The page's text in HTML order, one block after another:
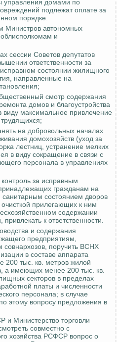
управления домами по
подлежат оплате за
порядке.
Министров автономных
и
сессии Советов депутатов
ответственности за
состоянии жилищного
направленные на
смотр содержания
домов и благоустройства
максимальное привлечение
на добровольных началах
домохозяйств (уход за
лестниц, устранение мелких
в виду сокращение в связи с
персонала в управлениях
контроль за исправным
гражданам на
санитарным состоянием дворов
прилегающих к ним
содержании
к ответственности.
и содержания
предприятиям,
совнархозов, поручить ВСНХ
в составе аппарата
200 тыс. кв. метров жилой
а имеющих менее 200 тыс. кв.
секторов в пределах
платы и численности
персонала; в случае
этому вопросу предложения в
и Министерство торговли
совместно с
хозяйства РСФСР вопрос о